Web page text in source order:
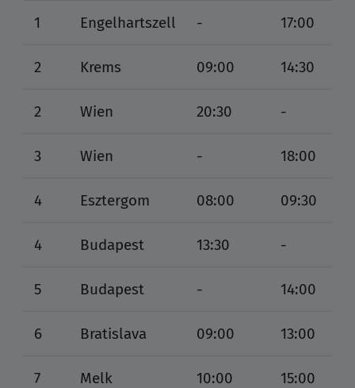
1 Engelhartszell - 17:00
2 Krems 09:00 14:30
2 Wien 20:30 -
3 Wien - 18:00
4 Esztergom 08:00 09:30
4 Budapest 13:30 -
5 Budapest - 14:00
6 Bratislava 09:00 13:00
7 Melk 10:00 15:00